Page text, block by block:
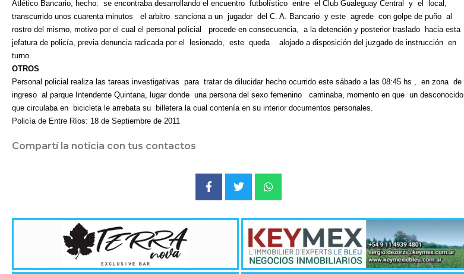
Atlético Bancario, hecho: se encontraba desarrollando el encuentro futbolístico entre el Club Gualeguay Central y el
local,
transcurrido unos cuarenta minutos
el arbitro sanciona a un jugador del C. A. Bancario y este agrede con golpe de puño al
rostro del mismo, motivo por el cual el personal policial
procede en consecuencia, a la detención y posterior traslado
hacia esta
jefatura de policía, previa denuncia radicada por el
lesionado, este queda alojado a disposición del juzgado de instrucción en
turno.
OTROS
Personal policial realiza las tareas investigativas para tratar de dilucidar hecho ocurrido este sábado a las 08:45 hs , en zona de
ingreso al parque Intendente Quintana, lugar donde una persona del sexo femenino caminaba, momento en que un desconocido
que circulaba en
bicicleta le arrebata su
billetera la cual contenía en su interior documentos personales.
Policía de Entre Ríos: 18 de Septiembre de 2011
Compartí la noticia con tus contactos